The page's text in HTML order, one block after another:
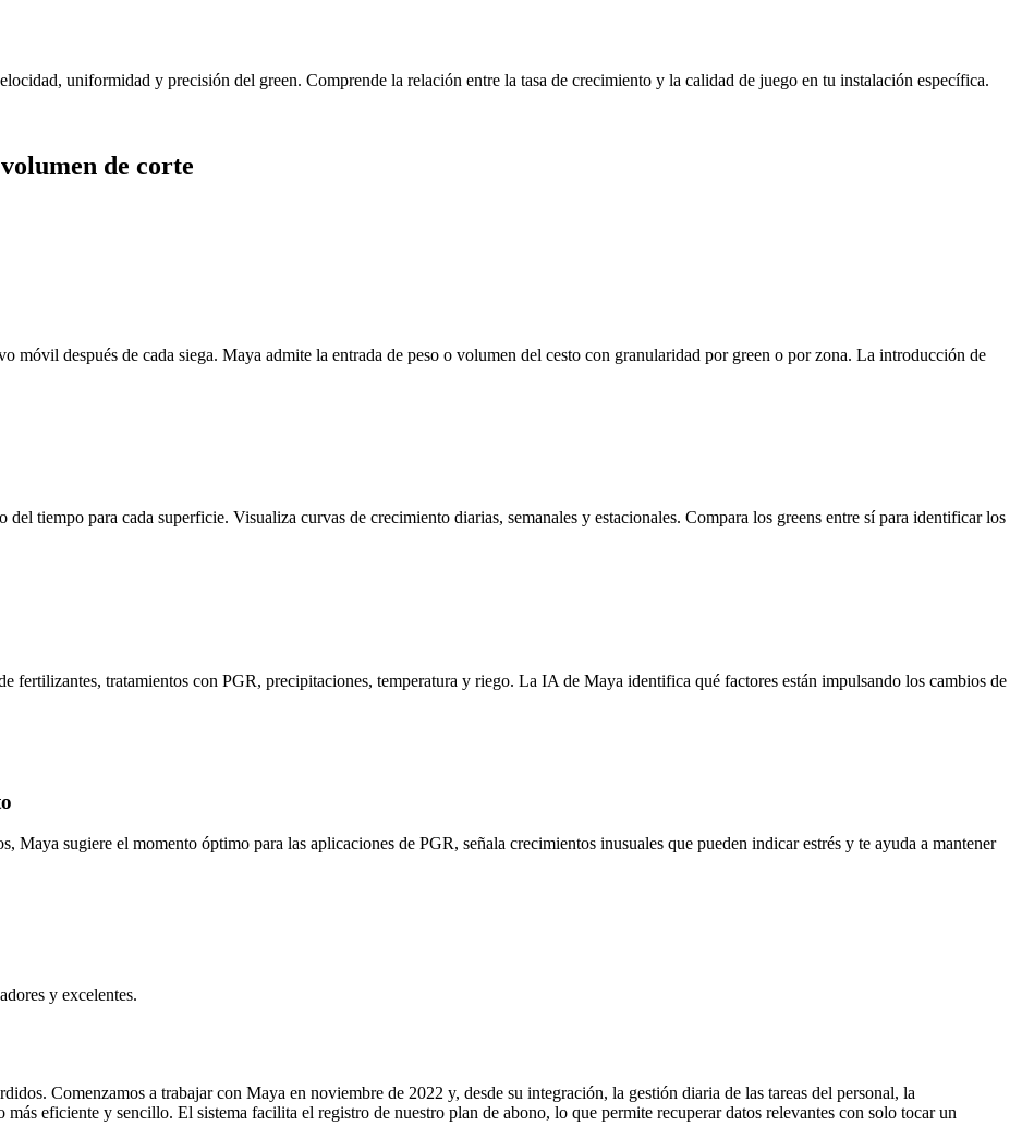
uniformidad y precisión del green. Comprende la relación entre la tasa de crecimiento y la calidad de juego en tu instalación específica.
de corte
móvil después de cada siega. Maya admite la entrada de peso o volumen del cesto con granularidad por green o por zona. La introducción de
tiempo para cada superficie. Visualiza curvas de crecimiento diarias, semanales y estacionales. Compara los greens entre sí para identificar los
fertilizantes, tratamientos con PGR, precipitaciones, temperatura y riego. La IA de Maya identifica qué factores están impulsando los cambios de
Maya sugiere el momento óptimo para las aplicaciones de PGR, señala crecimientos inusuales que pueden indicar estrés y te ayuda a mantener
y excelentes.
su integración, la gestión diaria de las tareas del personal, la
abono, lo que permite recuperar datos relevantes con solo tocar un